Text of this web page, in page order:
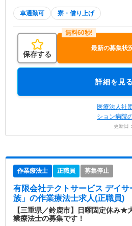
車通勤可 寮・借り上げ
保存する
最新の募集状
詳細を見る
医療法人社
ション病院
更新日
作業療法士 正職員 募集停止
有限会社テクトサービス デイ
族」 の作業療法士求人(正職員)
【三重県／鈴鹿市】日曜固定休み★
業療法士の募集です！